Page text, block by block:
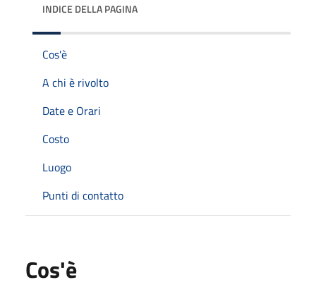
INDICE DELLA PAGINA
Cos'è
A chi è rivolto
Date e Orari
Costo
Luogo
Punti di contatto
Cos'è